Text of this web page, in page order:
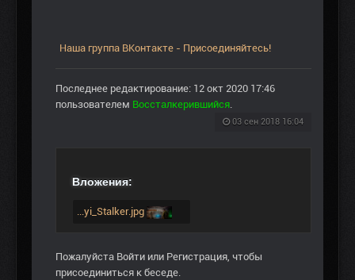
Наша группа ВКонтакте - Присоединяйтесь!
Последнее редактирование: 12 окт 2020 17:46
пользователем Воссталкерившийся.
03 сен 2018 16:04
Вложения:
...yi_Stalker.jpg
Пожалуйста Войти или Регистрация, чтобы
присоединиться к беседе.